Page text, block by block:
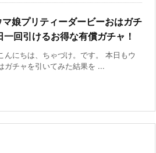
娘プリティーダービーおはガチ
一回引けるお得な有償ガチャ！
んにちは、ちゃづけ。です。 本日もウ
ガチャを引いてみた結果を ...